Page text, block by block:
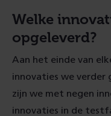
Welke
opgeleverd?
Aan het einde van
innovaties we verder
zijn we met negen
innovaties in de